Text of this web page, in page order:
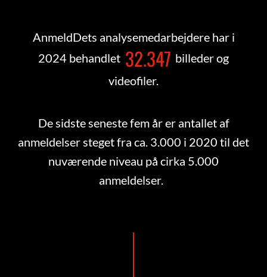
AnmeldDets analysemedarbejdere har i
2024 behandlet 32.347 billeder og
videofiler.
De sidste seneste fem år er antallet af
anmeldelser steget fra ca. 3.000 i 2020 til det
nuværende niveau på cirka 5.000
anmeldelser.